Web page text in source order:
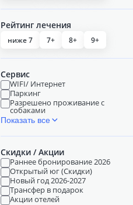
Рейтинг лечения
ниже 7 7+ 8+ 9+
Сервис
WIFI/ Интернет
Паркинг
Разрешено проживание с
собаками
Показать все
Скидки / Акции
Раннее бронирование 2026
Открытый юг (Скидки)
Новый год 2026-2027
Трансфер в подарок
Акции отелей